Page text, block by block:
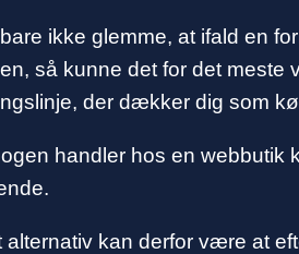
ikke glemme, at ifald en
så kunne det for det meste
der dækker dig som
handler hos en webbutik
alternativ kan derfor være at